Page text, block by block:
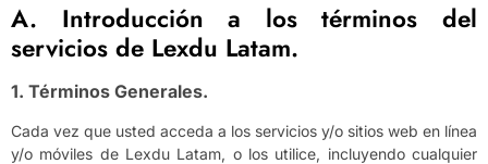
A. Introducción a los términos del
servicios de Lexdu Latam.
1. Términos Generales.
Cada vez que usted acceda a los servicios y/o sitios web en línea
y/o móviles de Lexdu Latam, o los utilice, incluyendo cualquier